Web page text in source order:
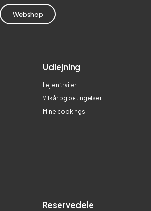
Webshop
Udlejning
Lej en trailer
Vilkår og betingelser
Mine bookings
Reservedele